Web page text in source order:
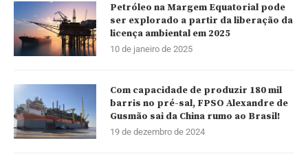
Petróleo na Margem Equatorial pode
ser explorado a partir da liberação da
licença ambiental em 2025
10 de janeiro de 2025
Com capacidade de produzir 180 mil
barris no pré-sal, FPSO Alexandre de
Gusmão sai da China rumo ao Brasil!
19 de dezembro de 2024